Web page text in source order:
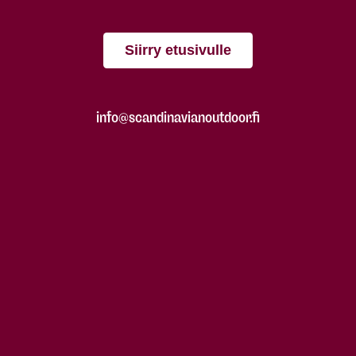
Siirry etusivulle
info@scandinavianoutdoor.fi